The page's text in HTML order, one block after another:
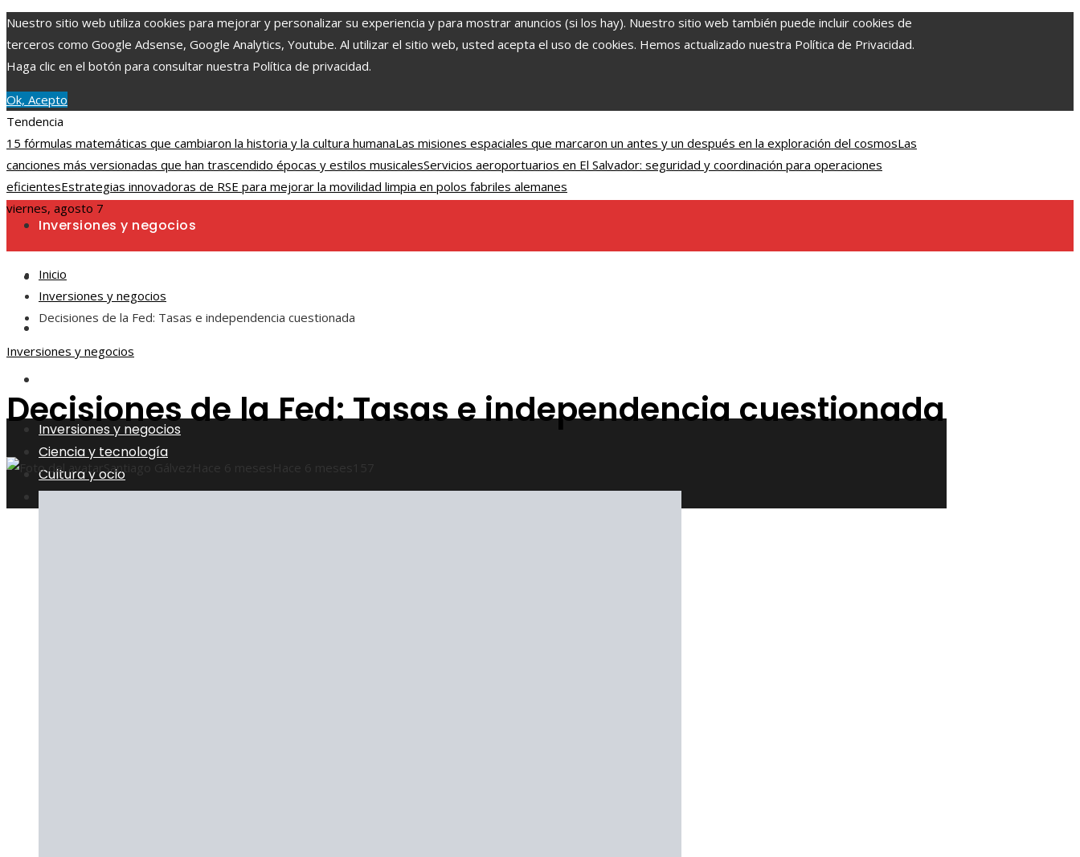
Nuestro sitio web utiliza cookies para mejorar y personalizar su experiencia y para mostrar anuncios (si los hay). Nuestro sitio web también puede incluir cookies de
terceros como Google Adsense, Google Analytics, Youtube. Al utilizar el sitio web, usted acepta el uso de cookies. Hemos actualizado nuestra Política de Privacidad.
Haga clic en el botón para consultar nuestra Política de privacidad.
Ok, Acepto
Tendencia
15 fórmulas matemáticas que cambiaron la historia y la cultura humanaLas misiones espaciales que marcaron un antes y un después en la exploración del cosmosLas
canciones más versionadas que han trascendido épocas y estilos musicalesServicios aeroportuarios en El Salvador: seguridad y coordinación para operaciones
eficientesEstrategias innovadoras de RSE para mejorar la movilidad limpia en polos fabriles alemanes
viernes, agosto 7
Inversiones y negocios
Ciencia y tecnología
Cultura y ocio
Inversiones y negocios
Ciencia y tecnología
Cultura y ocio
Responsabilidad social
Inicio
Inversiones y negocios
Decisiones de la Fed: Tasas e independencia cuestionada
Inversiones y negocios
Decisiones de la Fed: Tasas e independencia cuestionada
Santiago Gálvez Hace 6 meses Hace 6 meses 157